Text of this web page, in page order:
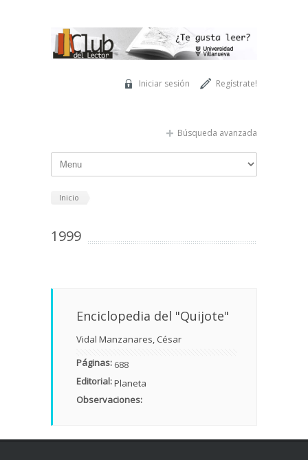
Regístrate!
Iniciar sesión
Búsqueda avanzada
Inicio
1999
Enciclopedia del "Quijote"
Vidal Manzanares, César
Páginas: 688
Editorial:Planeta
Observaciones: